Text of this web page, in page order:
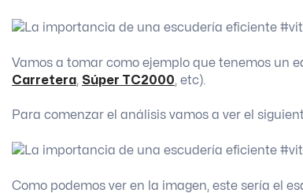
Vamos a tomar como ejemplo que tenemos un
Carretera, Súper TC2000, etc).
Para comenzar el análisis vamos a ver el
Como podemos ver en la imagen, este sería el